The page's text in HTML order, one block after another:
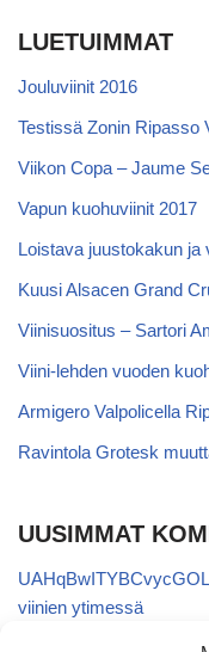
LUETUIMMAT
Jouluviinit 2016
Testissä Zonin Ripasso
Viikon Copa – Jaume
Vapun kuohuviinit 2017
Loistava juustokakun
Kuusi Alsacen Grand
Viinisuositus – Sartori
Viini-lehden vuoden
Armigero Valpolicella
Ravintola Grotesk
UUSIMMAT
viinien ytimessä